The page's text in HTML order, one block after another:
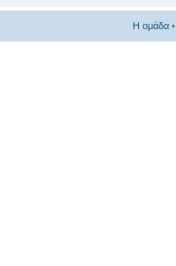
Η ομάδα •